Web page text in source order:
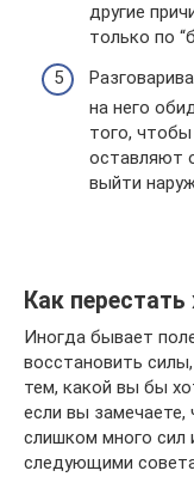
другие
только по
на него
того,
оставляют
выйти
Как
Иногда бывает
восстановить
тем, какой вы бы
если вы
слишком много сил
следующими